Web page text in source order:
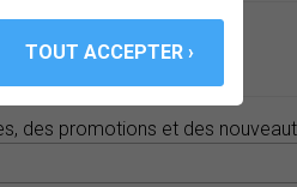
e-News
des promotions et des